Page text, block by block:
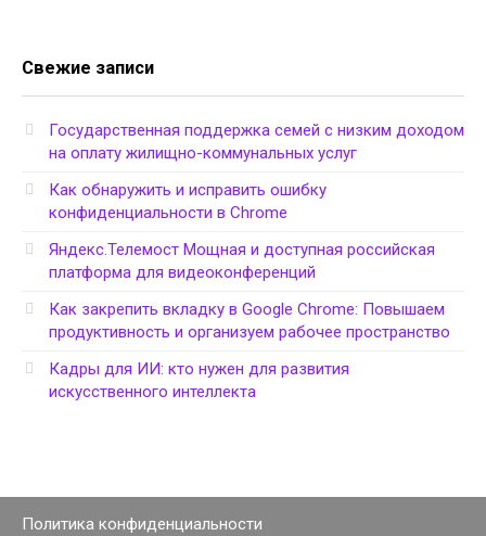
Свежие записи
Государственная поддержка семей с низким доходом
на оплату жилищно-коммунальных услуг
Как обнаружить и исправить ошибку
конфиденциальности в Chrome
Яндекс.Телемост Мощная и доступная российская
платформа для видеоконференций
Как закрепить вкладку в Google Chrome: Повышаем
продуктивность и организуем рабочее пространство
Кадры для ИИ: кто нужен для развития
искусственного интеллекта
Политика конфиденциальности